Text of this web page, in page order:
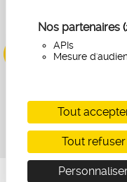
Nos partenaires
APIs
Mesure
Tout
Tout refuser